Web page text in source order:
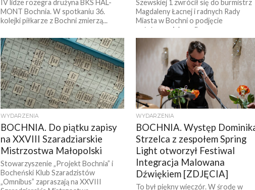
IV lidze rozegra drużyna BKS HAL-
MONT Bochnia. W spotkaniu 36.
kolejki piłkarze z Bochni zmierzą...
Szewskiej 1 zwrócił się do burmistrz
Magdaleny Łacnej i radnych Rady
Miasta w Bochni o podjęcie
ostatecznej decyzji...
WYDARZENIA
BOCHNIA. Do piątku zapisy
na XXVIII Szaradziarskie
Mistrzostwa Małopolski
Stowarzyszenie „Projekt Bochnia” i
Bocheński Klub Szaradzistów
„Omnibus” zapraszają na XXVIII
WYDARZENIA
BOCHNIA. Występ
Strzelca z zespołem Spring
Light otworzył Festiwal
Integracja Malowana
Dźwiękiem [ZDJĘCIA]
To był piękny wieczór. W środę w